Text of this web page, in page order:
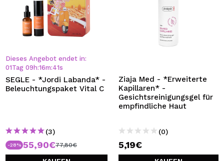
Dieses Angebot endet in:
01Tag 09 h:16m:41s
SEGLE - *Jordi Labanda* -
Beleuchtungspaket Vital C
(3)
-28% 55,90€77,80€
Ziaja Med - *Erweiterte
Kapillaren* -
Gesichtsreinigungsgel für
empfindliche Haut
(0)
5,19€